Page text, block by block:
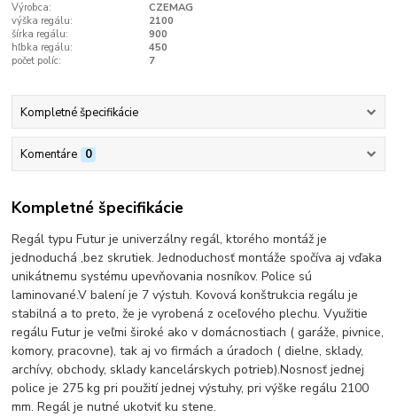
Výrobca:
CZEMAG
výška regálu:
2100
šírka regálu:
900
hľbka regálu:
450
počet políc:
7
Kompletné špecifikácie
Komentáre 0
Kompletné špecifikácie
Regál typu Futur je univerzálny regál, ktorého montáž je
jednoduchá ,bez skrutiek. Jednoduchosť montáže spočíva aj vďaka
unikátnemu systému upevňovania nosníkov. Police sú
laminované.V balení je 7 výstuh. Kovová konštrukcia regálu je
stabilná a to preto, že je vyrobená z oceľového plechu. Využitie
regálu Futur je veľmi široké ako v domácnostiach ( garáže, pivnice,
komory, pracovne), tak aj vo firmách a úradoch ( dielne, sklady,
archívy, obchody, sklady kancelárskych potrieb).Nosnosť jednej
police je 275 kg pri použití jednej výstuhy, pri výške regálu 2100
mm. Regál je nutné ukotviť ku stene.